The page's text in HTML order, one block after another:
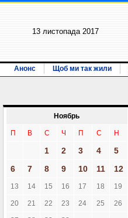
13 листопада 2017
Анонс Щоб ми так жили
Ноябрь
П В С Ч П С Н
1 2 3 4
5
6
7 8 9 10 11 12
13 14 15 16 17 18 19
20 21 22 23 24 25 26